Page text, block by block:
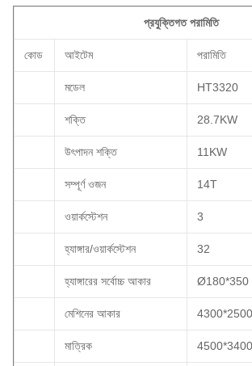
প্রযুক্তিগত পরামিতি
কোড আইটেম পরামিতি
মডেল HT3320
শক্তি 28.7KW
উৎপাদন শক্তি 11KW
সম্পূর্ণ ওজন 14T
ওয়ার্কস্টেশন 3
হ্যাঙ্গার/ওয়ার্কস্টেশন 32
হ্যাঙ্গারের সর্বোচ্চ আকার Ø180*350
মেশিনের আকার
মাত্রিক